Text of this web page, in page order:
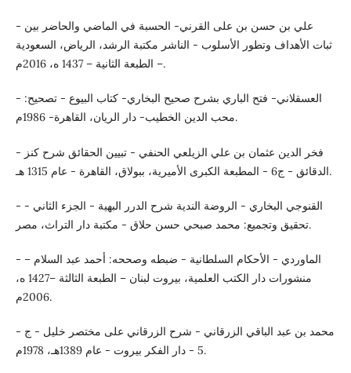
- علي بن حسن بن على القرني- الحسبة في الماضي والحاضر بين
ثبات الأهداف وتطور الأسلوب - الناشر مكتبة الرشد، الرياض، السعودية
– الطبعة الثانية – 1437 ه، 2016م.
- العسقلاني- فتح الباري بشرح صحيح البخاري- كتاب البيوع - تصحيح:
محب الدين الخطيب- دار الريان، القاهرة- 1986م.
- فخر الدين عثمان بن علي الزيلعي الحنفي - تبيين الحقائق شرح كنز
الدقائق - ج6 - المطبعة الكبرى الأميرية، ببولاق، القاهرة - عام 1315 هـ.
- القنوجي البخاري - الروضة الندية شرح الدرر البهية - الجزء الثاني -
تحقيق وتجميع: محمد صبحي حسن حلاق - مكتبة دار التراث، مصر.
- الماوردي - الأحكام السلطانية - ضبطه وصححه: أحمد عبد السلام –
منشورات دار الكتب العلمية، بيروت لبنان – الطبعة الثالثة –1427 ه،
2006م.
- محمد بن عبد الباقي الزرقاني - شرح الزرقاني على مختصر خليل - ج
5 - دار الفكر بيروت - عام 1389هـ، 1978م.